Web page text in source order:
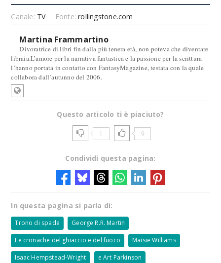
Canale: TV Fonte:rollingstone.com
Martina Frammartino
Divoratrice di libri fin dalla più tenera età, non poteva che diventare
libraia.L’amore per la narrativa fantastica e la passione per la scrittura
l’hanno portata in contatto con FantasyMagazine, testata con la quale
collabora dall’autunno del 2006.
Questo articolo ti è piaciuto?
1 9
Condividi questa pagina:
In questa pagina si parla di:
Trono di spade George R.R. Martin
Le cronache del ghiaccio e del fuoco Maisie Williams
Isaac Hempstead-Wright e Art Parkinson